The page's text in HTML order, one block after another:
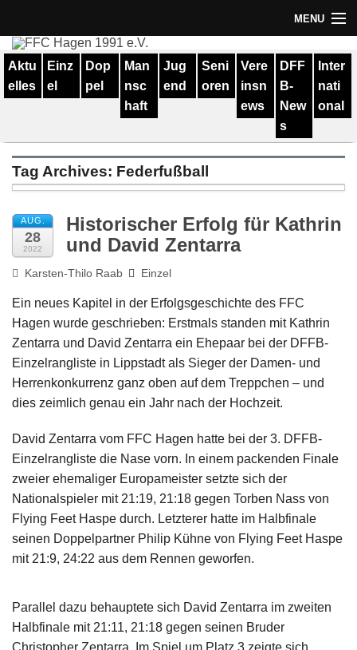
MENU
Termine
Erfolge
Geschichte
Partner
Training
Kontakt
Impressum
Aktu
elles
Einz
el
Dop
pel
Man
nsc
haft
Jug
end
Seni
oren
Vere
insn
ews
DFF
B-
New
s
Inter
nati
onal
Tag Archives: Federfußball
AUG.
28
2022
Historischer Erfolg für Kathrin
und David Zentarra
Karsten-Thilo Raab Einzel
Ein neues Kapitel in der Erfolgsgeschichte des FFC
Hagen wurde geschrieben: Erstmals standen mit Kathrin
Zentarra und David Zentarra ein Ehepaar bei der DFFB-
Einzelrangliste in Lippstadt als Sieger der Damen- und
Herrenkonkurrenz ganz oben auf dem Treppchen – und
dies zeimlich genau ein Jahr nach der Hochzeit.
David Zentarra vom FFC Hagen hatte bei der 3. DFFB-
Einzelrangliste die Nase vorn. In einem packenden Finale
zweier ehemaliger Europameister setzte sich der
Nationalspieler mit 21:19, 21:18 gegen Torben Nass von
Flying Feet Haspe durch. Letzterer hatte im Halbfinale
seinen Doppelpartner Philip Kühne von Flying Feet Haspe
mit 21:9, 24:22 aus dem Rennen geworfen.
Parallel dazu behauptete sich David Zentarra im zweiten
Halbfinale mit 21:11, 21:18 gegen seinen Bruder